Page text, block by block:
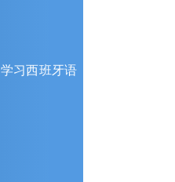
习西班牙语